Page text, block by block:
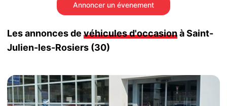
Annoncer un évenement
Les annonces de véhicules d'occasionà Saint-
Julien-les-Rosiers (30)